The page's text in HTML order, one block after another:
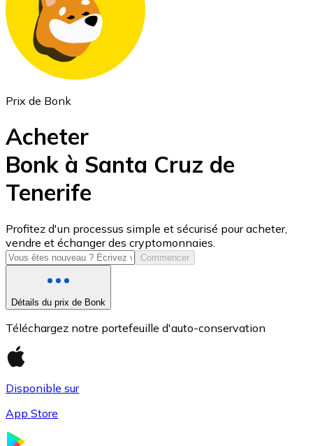
ETH
USD Coin
USDC
Prix de Bonk
Acheter
Bonk à Santa Cruz de
Tenerife
Profitez d'un processus simple et sécurisé pour acheter,
vendre et échanger des cryptomonnaies.
Commencer
Détails du prix de Bonk
Téléchargez notre portefeuille d'auto-conservation
Disponible sur
App Store